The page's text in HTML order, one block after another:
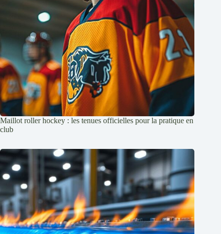
Maillot roller hockey : les tenues officielles pour la pratique en
club